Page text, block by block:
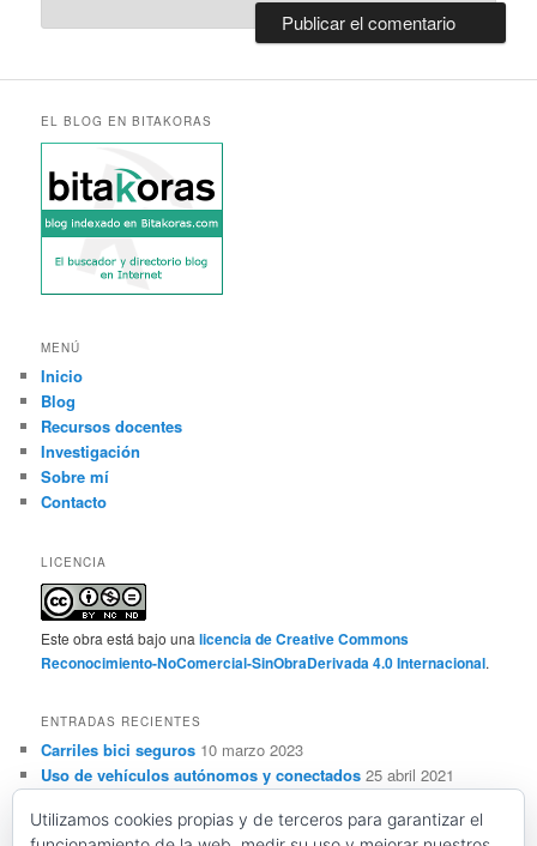
EL BLOG EN BITAKORAS
MENÚ
Inicio
Blog
Recursos docentes
Investigación
Sobre mí
Contacto
LICENCIA
Este obra está bajo unalicencia de Creative Commons
Reconocimiento-NoComercial-SinObraDerivada 4.0 Internacional.
ENTRADAS RECIENTES
Carriles bici seguros 10 marzo 2023
Uso de vehículos autónomos y conectados 25 abril 2021
autónomos y conectados 28 marzo 2021
Utilizamos cookies propias y de terceros para garantizar el